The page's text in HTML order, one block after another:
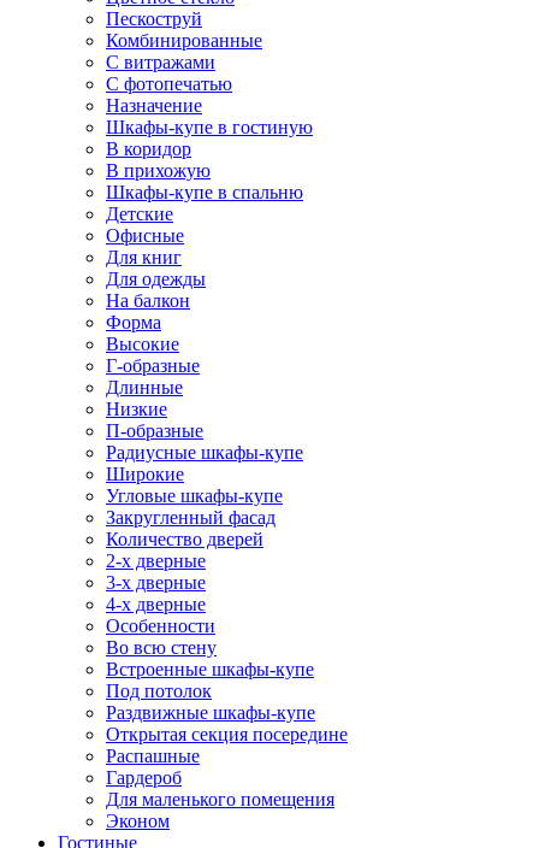
Пескоструй
Комбинированные
С витражами
С фотопечатью
Назначение
Шкафы-купе в гостиную
В коридор
В прихожую
Шкафы-купе в спальню
Детские
Офисные
Для книг
Для одежды
На балкон
Форма
Высокие
Г-образные
Длинные
Низкие
П-образные
Радиусные шкафы-купе
Широкие
Угловые шкафы-купе
Закругленный фасад
Количество дверей
2-х дверные
3-х дверные
4-х дверные
Особенности
Во всю стену
Встроенные шкафы-купе
Под потолок
Раздвижные шкафы-купе
Открытая секция посередине
Распашные
Гардероб
Для маленького помещения
Эконом
Гостиные